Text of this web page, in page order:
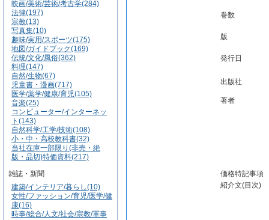
映画/美術/芸術/考古学(284)
法律(197)
宗教(13)
写真集(10)
趣味/実用/スポーツ(175)
地図/ガイドブック(169)
伝統/文化/風俗(362)
料理(147)
自然/生物(67)
児童書・漫画(717)
医学/薬学/健康/育児(105)
音楽(25)
コンピューター/インターネッ
ト(143)
自然科学/工学/技術(108)
小・中・高校教科書(32)
当社在庫一部限り(非売・絶
版・品切)特価資料(217)
雑誌・新聞
建築/インテリア/暮らし(10)
女性/ファッション/育児/医学/健
康(16)
時事/総合/人文/社会/宗教/軍事
巻数
版
発行日
出版社
著者
価格特記事項
紹介文(目次)